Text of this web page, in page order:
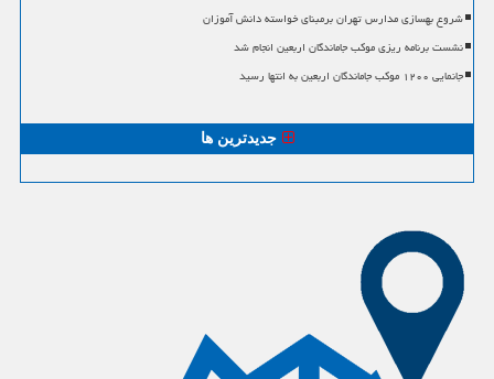
شروع بهسازی مدارس تهران برمبنای خواسته دانش آموزان
نشست برنامه ریزی موکب جاماندگان اربعین انجام شد
جانمایی ۱۲۰۰ موکب جاماندگان اربعین به انتها رسید
جدیدترین ها